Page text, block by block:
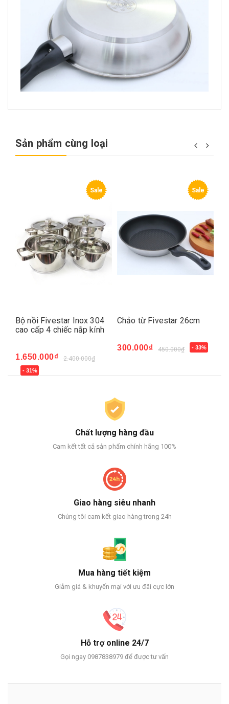
Sản phẩm cùng loại
Sale
Bộ nồi Fivestar Inox 304
cao cấp 4 chiếc nắp kính
1.650.000₫ 2.400.000₫
- 31%
Sale
Chảo từ Fivestar 26cm
300.000₫ 450.000₫ - 33%
Chất lượng hàng đầu
Cam kết tất cả sản phẩm chính hãng 100%
Giao hàng siêu nhanh
Chúng tôi cam kết giao hàng trong 24h
Mua hàng tiết kiệm
Giảm giá & khuyến mại với ưu đãi cực lớn
Hỗ trợ online 24/7
Gọi ngay 0987838979 để được tư vấn